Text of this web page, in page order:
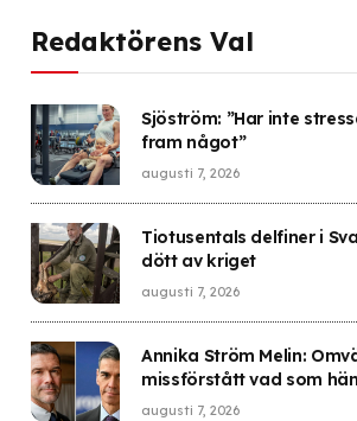
Redaktörens Val
Sjöström: ”Har inte
fram något”
augusti 7, 2026
Tiotusentals delfiner i
dött av kriget
augusti 7, 2026
Annika Ström Melin:
missförstått vad som
Sverige gick i fällan
augusti 7, 2026